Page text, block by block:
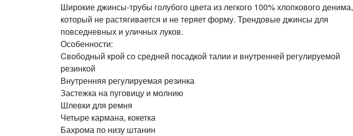
Широкие джинсы-трубы голубого цвета из легкого 100% хлопкового денима,
который не растягивается и не теряет форму. Трендовые джинсы для
повседневных и уличных луков.
Особенности:
Cвободный крой со средней посадкой талии и внутренней регулируемой
резинкой
Внутренняя регулируемая резинка
Застежка на пуговицу и молнию
Шлевки для ремня
Четыре кармана, кокетка
Бахрома по низу штанин